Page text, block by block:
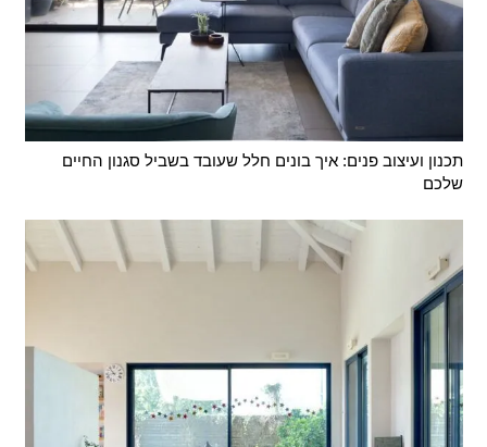
תכנון ועיצוב פנים: איך בונים חלל שעובד בשביל סגנון החיים
שלכם